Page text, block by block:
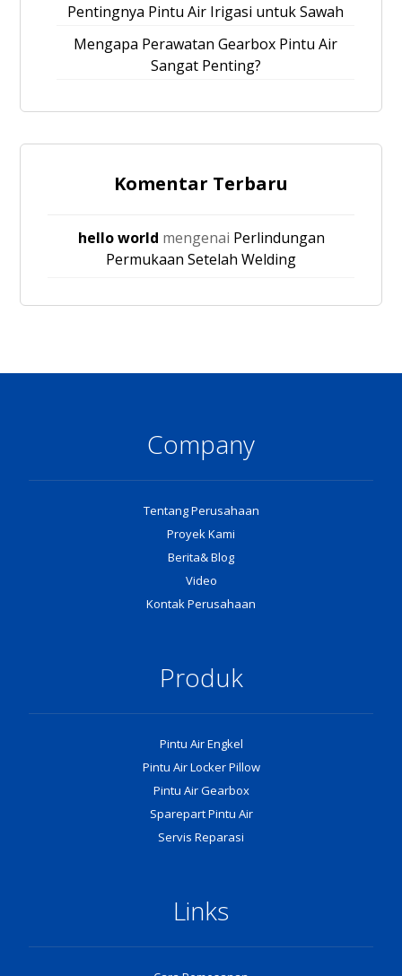
Pentingnya Pintu Air Irigasi untuk Sawah
Mengapa Perawatan Gearbox Pintu Air
Sangat Penting?
Komentar Terbaru
hello world mengenai Perlindungan
Permukaan Setelah Welding
Company
Tentang Perusahaan
Proyek Kami
Berita& Blog
Video
Kontak Perusahaan
Produk
Pintu Air Engkel
Pintu Air Locker Pillow
Pintu Air Gearbox
Sparepart Pintu Air
Servis Reparasi
Links